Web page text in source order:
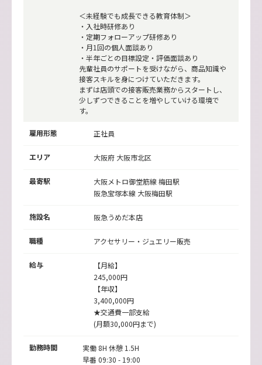
＜未経験でも成長できる教育体制＞
・入社時研修あり
・定期フォローアップ研修あり
・月1回の個人面談あり
・半年ごとの目標設定・評価面談あり
先輩社員のサポートを受けながら、商品知識や
接客スキルを身につけていただきます。
まずは店頭での接客販売業務からスタートし、
少しずつできることを増やしていける環境で
す。
雇用形態 正社員
エリア 大阪府 大阪市北区
最寄駅 大阪メトロ御堂筋線梅田駅
阪急宝塚本線 大阪梅田駅
施設名 阪急うめだ本店
職種 アクセサリー・ジュエリー販売
給与
【月給】
245,000円
【年収】
3,400,000円
★交通費一部支給
(月額30,000円まで)
勤務時間
実働 8H 休憩 1.5H
早番 09:30 - 19:00